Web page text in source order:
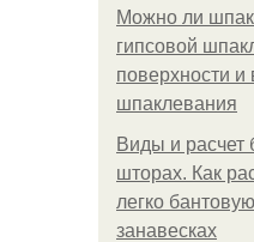
Можно ли
гипсовой
поверхности и
шпаклевания
Виды и расчет
шторах. Как
легко
занавесках